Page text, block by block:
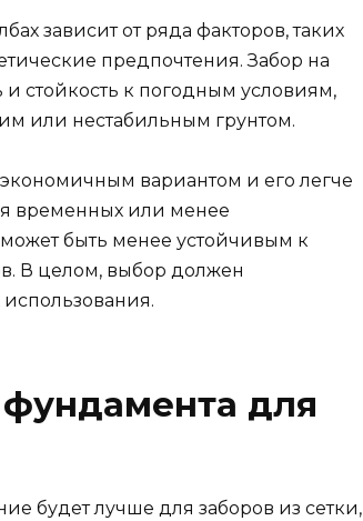
зависит от ряда факторов, таких
предпочтения. Забор на
стойкость к погодным условиям,
или нестабильным грунтом.
экономичным вариантом и его легче
временных или менее
быть менее устойчивым к
В целом, выбор должен
для
будет лучше для заборов из сетки,